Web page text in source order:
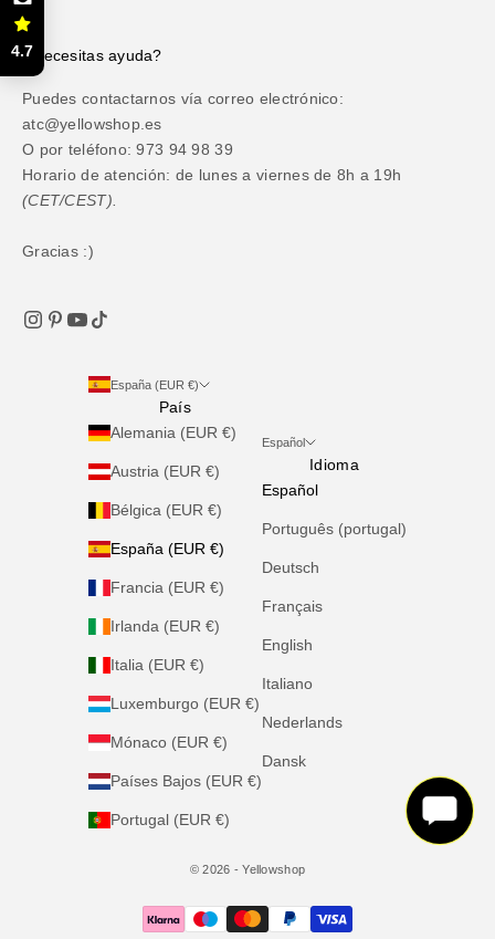
¿Necesitas ayuda?
Puedes contactarnos vía correo electrónico:
atc@yellowshop.es
O por teléfono: 973 94 98 39
Horario de atención: de lunes a viernes de 8h a 19h
(CET/CEST).
Gracias :)
España (EUR €)
País
Alemania (EUR €)
Austria (EUR €)
Bélgica (EUR €)
España (EUR €)
Francia (EUR €)
Irlanda (EUR €)
Italia (EUR €)
Luxemburgo (EUR €)
Mónaco (EUR €)
Países Bajos (EUR €)
Portugal (EUR €)
Español
Idioma
Español
Português (portugal)
Deutsch
Français
English
Italiano
Nederlands
Dansk
© 2026 - Yellowshop
4.7